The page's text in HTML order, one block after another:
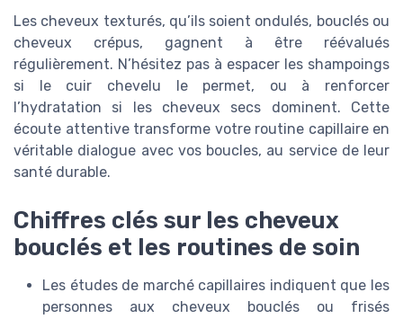
Les cheveux texturés, qu’ils soient ondulés, bouclés ou
cheveux crépus, gagnent à être réévalués
régulièrement. N’hésitez pas à espacer les shampoings
si le cuir chevelu le permet, ou à renforcer
l’hydratation si les cheveux secs dominent. Cette
écoute attentive transforme votre routine capillaire en
véritable dialogue avec vos boucles, au service de leur
santé durable.
Chiffres clés sur les cheveux
bouclés et les routines de soin
Les études de marché capillaires indiquent que les
personnes aux cheveux bouclés ou frisés